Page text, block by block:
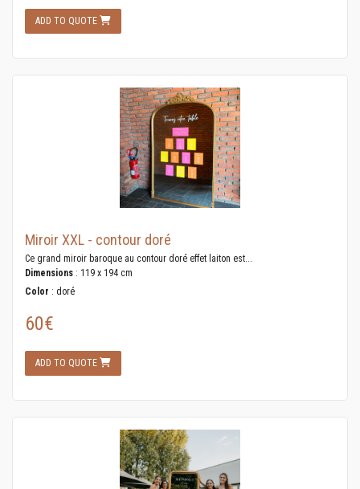
ADD TO QUOTE
Miroir XXL - contour doré
Ce grand miroir baroque au contour doré effet laiton est...
Dimensions : 119 x 194 cm
Color : doré
60€
ADD TO QUOTE